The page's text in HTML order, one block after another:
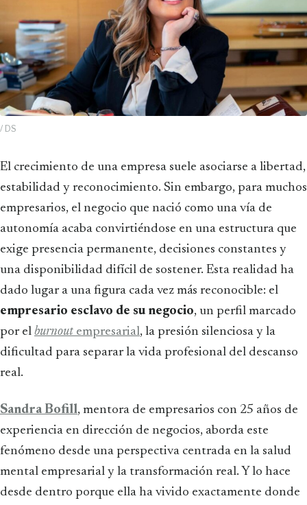
/ DS
El crecimiento de una empresa suele asociarse a libertad,
estabilidad y reconocimiento. Sin embargo, para muchos
empresarios, el negocio que nació como una vía de
autonomía acaba convirtiéndose en una estructura que
exige presencia permanente, decisiones constantes y
una disponibilidad difícil de sostener. Esta realidad ha
dado lugar a una figura cada vez más reconocible: el
empresario esclavo de su negocio, un perfil marcado
por el burnout empresarial, la presión silenciosa y la
dificultad para separar la vida profesional del descanso
real.
Sandra Bofill, mentora de empresarios con 25 años de
experiencia en dirección de negocios, aborda este
fenómeno desde una perspectiva centrada en la salud
mental empresarial y la transformación real. Y lo hace
desde dentro porque ella ha vivido exactamente donde